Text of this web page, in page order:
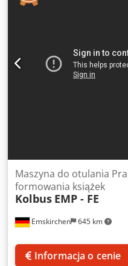
Emskirchen 645 km
Maszyna do otulania
formowania książek
Kolbus EMP - FE
Informacja o cenie